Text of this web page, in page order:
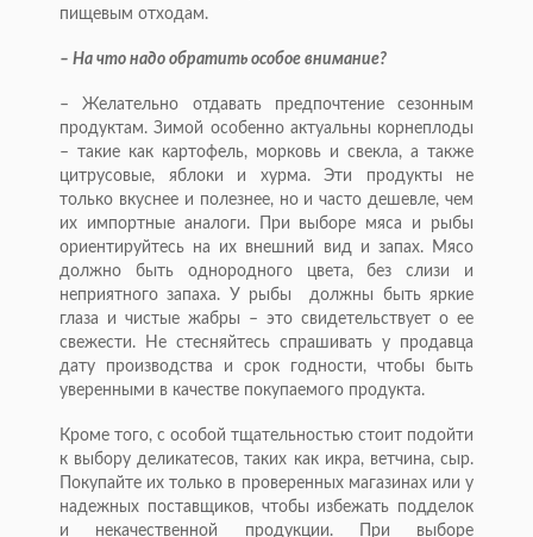
пищевым отходам.
– На что надо обратить особое внимание?
– Желательно отдавать предпочтение сезонным
продуктам. Зимой особенно актуальны корнеплоды
– такие как картофель, морковь и свекла, а также
цитрусовые, яблоки и хурма. Эти продукты не
только вкуснее и полезнее, но и часто дешевле, чем
их импортные аналоги. При выборе мяса и рыбы
ориентируйтесь на их внешний вид и запах. Мясо
должно быть однородного цвета, без слизи и
неприятного запаха. У рыбы должны быть яркие
глаза и чистые жабры – это свидетельствует о ее
свежести. Не стес­няйтесь спрашивать у продавца
дату производства и срок годности, чтобы быть
уверенными в качестве покупаемого продукта.
Кроме того, с особой тщательностью стоит подойти
к выбору деликатесов, таких как икра, ветчина, сыр.
Покупайте их только в проверенных магазинах или у
надежных поставщиков, чтобы избежать подделок
и некачественной продукции. При выборе